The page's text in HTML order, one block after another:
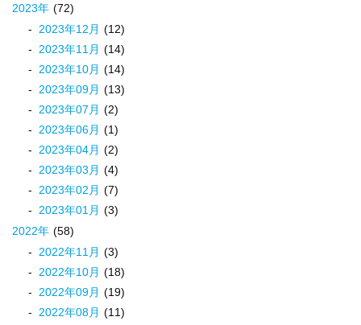
2023年 (72)
2023年12月 (12)
2023年11月 (14)
2023年10月 (14)
2023年09月 (13)
2023年07月 (2)
2023年06月 (1)
2023年04月 (2)
2023年03月 (4)
2023年02月 (7)
2023年01月 (3)
2022年 (58)
2022年11月 (3)
2022年10月 (18)
2022年09月 (19)
2022年08月 (11)